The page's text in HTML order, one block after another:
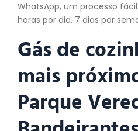
WhatsApp, um processo
horas por dia, 7 dias por
Gás de
mais
Parque